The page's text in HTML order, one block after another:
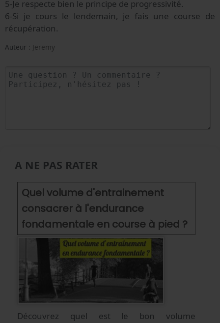
5-Je respecte bien le principe de progressivité.
6-Si je cours le lendemain, je fais une course de
récupération.
Auteur : Jeremy
A NE PAS RATER
Quel volume d'entrainement
consacrer à l'endurance
fondamentale en course à pied ?
Découvrez quel est le bon volume